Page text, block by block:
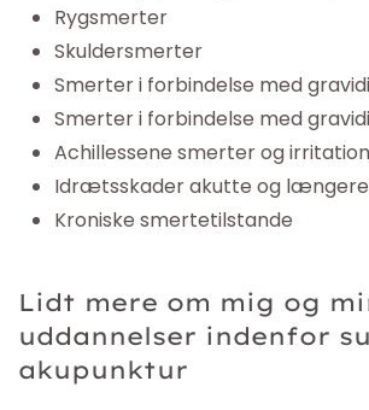
Rygsmerter
Skuldersmerter
Smerter i forbindelse med
Smerter i forbindelse med
Achillessene smerter og irritation
Idrætsskader akutte og
Kroniske smertetilstande
Lidt mere om mig og
uddannelser indenfor
akupunktur